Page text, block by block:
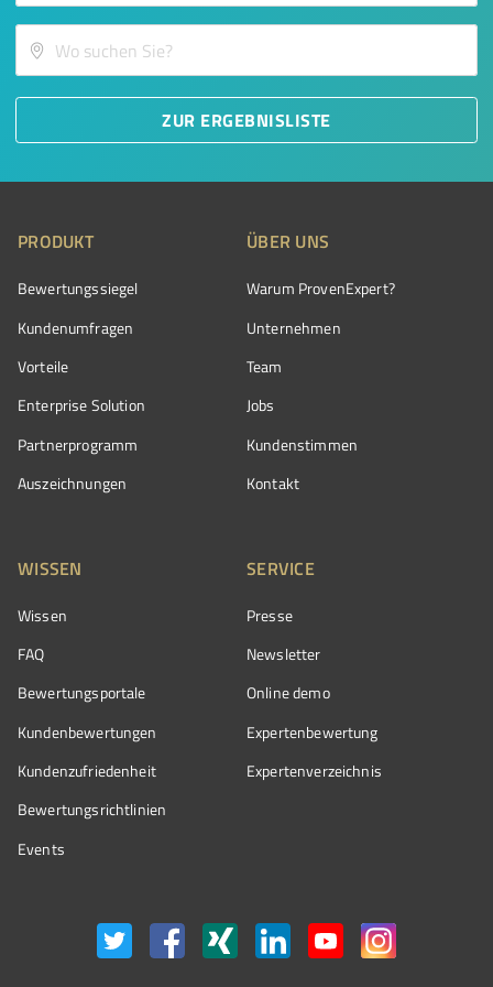
ZUR ERGEBNISLISTE
PRODUKT
Bewertungssiegel
Kundenumfragen
Vorteile
Enterprise Solution
Partnerprogramm
Auszeichnungen
ÜBER UNS
Warum ProvenExpert?
Unternehmen
Team
Jobs
Kundenstimmen
Kontakt
WISSEN
Wissen
FAQ
Bewertungsportale
Kundenbewertungen
Kundenzufriedenheit
Bewertungs­richtlinien
Events
SERVICE
Presse
Newsletter
Online demo
Expertenbewertung
Expertenverzeichnis